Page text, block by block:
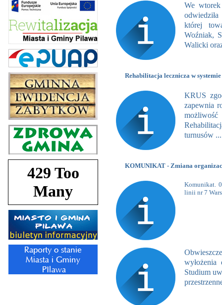
We
której
Woźniak,
Walicki
Rehabilitacja lecznicza w
KRUS
zapewnia
turnusów ...
KOMUNIKAT - Zmiana
Komunikat.
linii nr 7
Studium